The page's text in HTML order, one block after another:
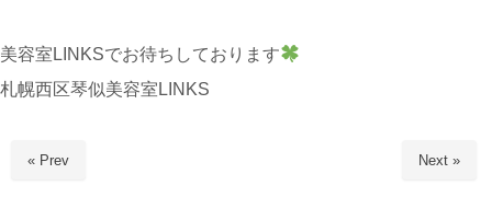
美容室LINKSでお待ちしております
札幌西区琴似美容室LINKS
« Prev Next »